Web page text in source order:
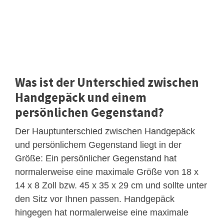
Was ist der Unterschied zwischen
Handgepäck und einem
persönlichen Gegenstand?
Der Hauptunterschied zwischen Handgepäck
und persönlichem Gegenstand liegt in der
Größe: Ein persönlicher Gegenstand hat
normalerweise eine maximale Größe von 18 x
14 x 8 Zoll bzw. 45 x 35 x 29 cm und sollte unter
den Sitz vor Ihnen passen. Handgepäck
hingegen hat normalerweise eine maximale